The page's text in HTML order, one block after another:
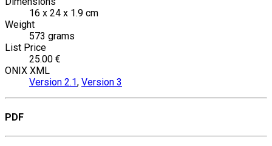
16 x 24 x 1.9 cm
Weight
573 grams
List Price
25.00 €
ONIX XML
Version 2.1, Version 3
PDF